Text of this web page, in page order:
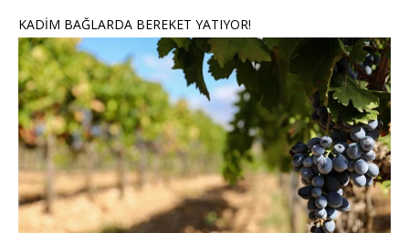
KADİM BAĞLARDA BEREKET YATIYOR!